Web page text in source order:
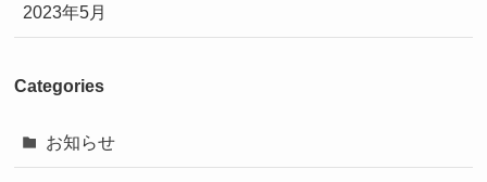
2023年5月
Categories
お知らせ